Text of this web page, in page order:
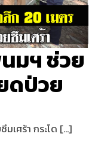
มฯ ช่วย
ดป่วย
เศร้า กระโด […]